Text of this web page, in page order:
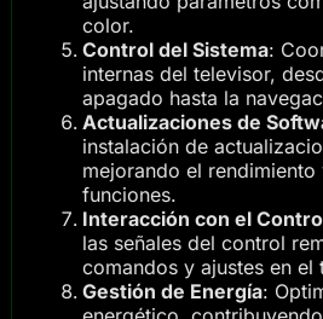
color.
Control del Sistema:
internas del televisor,
apagado hasta la
Actualizaciones de
instalación de
mejorando el
funciones.
Interacción con el
las señales del control
comandos y ajustes en el
Gestión de Energía: